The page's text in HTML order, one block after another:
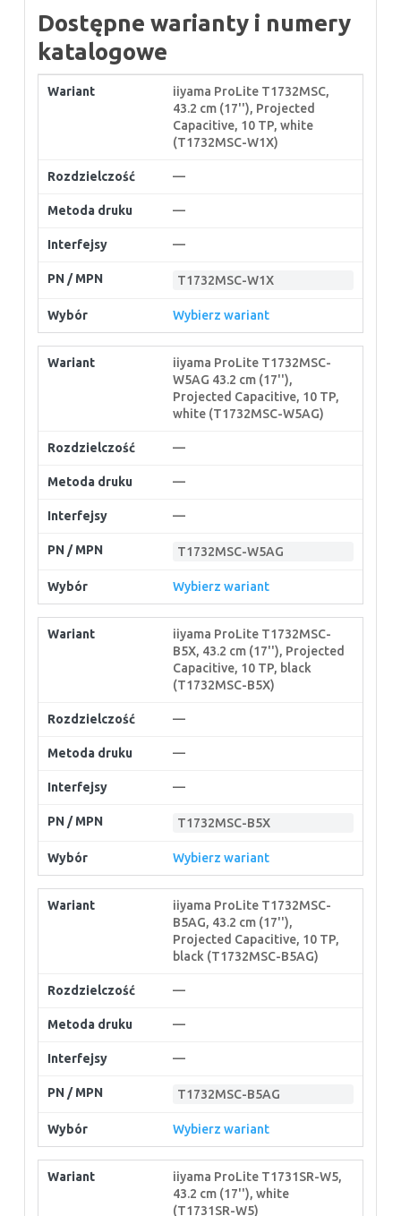
Dostępne warianty i numery
katalogowe
iiyama ProLite T1732MSC,
43.2 cm (17''), Projected
Capacitive, 10 TP, white
(T1732MSC-W1X)
—
—
—
T1732MSC-W1X
Wybierz wariant
iiyama ProLite T1732MSC-
W5AG 43.2 cm (17''),
Projected Capacitive, 10 TP,
white (T1732MSC-W5AG)
—
—
—
T1732MSC-W5AG
Wybierz wariant
iiyama ProLite T1732MSC-
B5X, 43.2 cm (17''), Projected
Capacitive, 10 TP, black
(T1732MSC-B5X)
—
—
—
T1732MSC-B5X
Wybierz wariant
iiyama ProLite T1732MSC-
B5AG, 43.2 cm (17''),
Projected Capacitive, 10 TP,
black (T1732MSC-B5AG)
—
—
—
T1732MSC-B5AG
Wybierz wariant
iiyama ProLite T1731SR-W5,
43.2 cm (17''), white
(T1731SR-W5)